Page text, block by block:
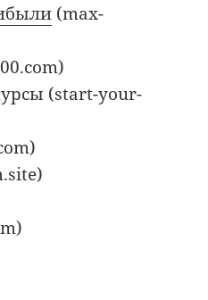
(max-
(start-your-
добавления в